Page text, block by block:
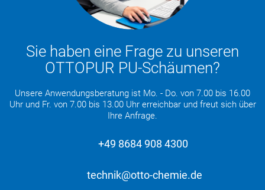
Sie haben eine Frage zu unseren
OTTOPUR PU-Schäumen?
Unsere Anwendungsberatung ist Mo. - Do. von 7.00 bis 16.00
Uhr und Fr. von 7.00 bis 13.00 Uhr erreichbar und freut sich über
Ihre Anfrage.
+49 8684 908 4300
technik@otto-chemie.de